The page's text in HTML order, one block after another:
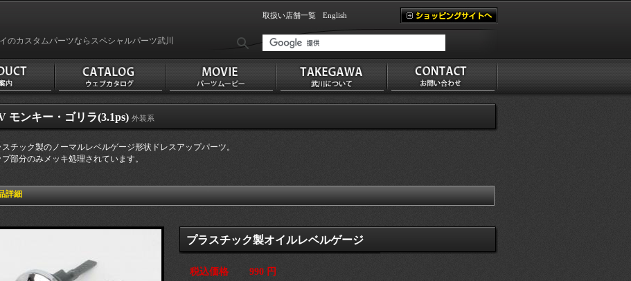
のカスタムパーツならスペシャルパーツ武川
取扱い店舗一覧 English
モンキー・ゴリラ(3.1ps) 外装系
スチック製のノーマルレベルゲージ形状ドレスアップパーツ。
プ部分のみメッキ処理されています。
詳細
プラスチック製オイルレベルゲージ
税込価格 990 円